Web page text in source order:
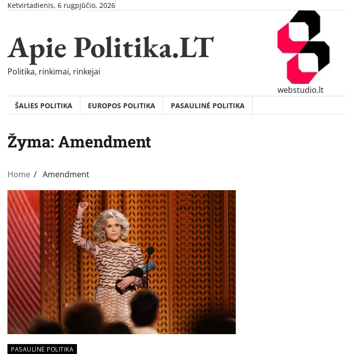
SkipKetvirtadienis, 6 rugpjūčio, 2026
Apie Politika.LT
Politika, rinkimai, rinkejai
webstudio.lt
ŠALIES POLITIKA EUROPOS POLITIKA PASAULINĖ POLITIKA
Žyma: Amendment
Home Amendment
PASAULINĖ POLITIKA